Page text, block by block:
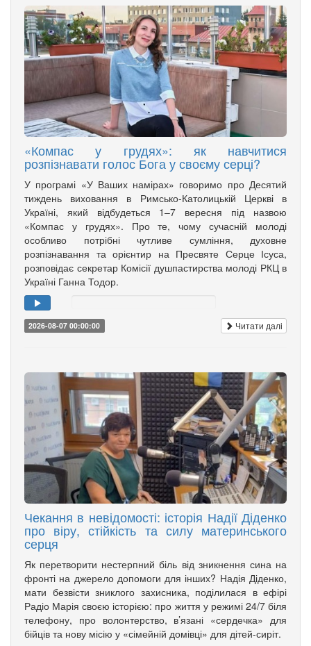
«Компас у грудях»: як навчитися
розпізнавати голос Бога у своєму серці?
У програмі «У Ваших намірах» говоримо про Десятий
тиждень виховання в Римсько-Католицькій Церкві в
Україні, який відбудеться 1–7 вересня під назвою
«Компас у грудях». Про те, чому сучасній молоді
особливо потрібні чутливе сумління, духовне
розпізнавання та орієнтир на Пресвяте Серце Ісуса,
розповідає секретар Комісії душпастирства молоді РКЦ в
Україні Ганна Тодор.
2026-08-07 00:00:00 Читати далі
Чекання в невідомості: історія Надії Діденко
про віру, стійкість та силу материнського
серця
Як перетворити нестерпний біль від зникнення сина на
фронті на джерело допомоги для інших? Надія Діденко,
мати безвісти зниклого захисника, поділилася в ефірі
Радіо Марія своєю історією: про життя у режимі 24/7 біля
телефону, про волонтерство, в’язані «сердечка» для
бійців та нову місію у «сімейній домівці» для дітей-сиріт.